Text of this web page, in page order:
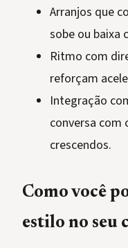
Arranjos que
sobe ou baixa
Ritmo com
reforçam
Integração
conversa com
crescendos.
Como você
estilo no seu